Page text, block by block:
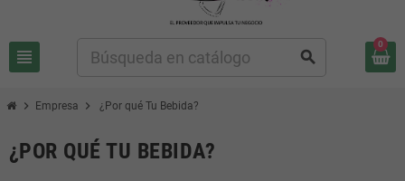
view_headline search
0
chevron_right Empresa chevron_right ¿Por qué Tu Bebida?
¿POR QUÉ TU BEBIDA?